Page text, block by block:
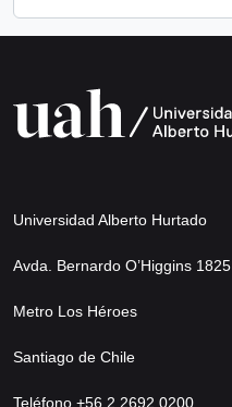
Universidad Alberto Hurtado
Avda. Bernardo O’Higgins 1825
Metro Los Héroes
Santiago de Chile
Teléfono +56 2 2692 0200